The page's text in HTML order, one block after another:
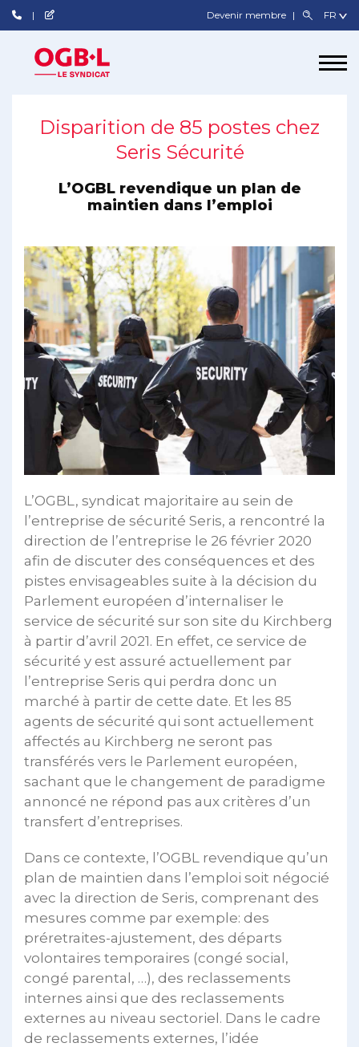
Devenir membre
Disparition de 85 postes chez
Seris Sécurité
L’OGBL revendique un plan de
maintien dans l’emploi
L’OGBL, syndicat majoritaire au sein de
l’entreprise de sécurité Seris, a rencontré la
direction de l’entreprise le 26 février 2020
afin de discuter des conséquences et des
pistes envisageables suite à la décision du
Parlement européen d’internaliser le
service de sécurité sur son site du Kirchberg
à partir d’avril 2021. En effet, ce service de
sécurité y est assuré actuellement par
l’entreprise Seris qui perdra donc un
marché à partir de cette date. Et les 85
agents de sécurité qui sont actuellement
affectés au Kirchberg ne seront pas
transférés vers le Parlement européen,
sachant que le changement de paradigme
annoncé ne répond pas aux critères d’un
transfert d’entreprises.
Dans ce contexte, l’OGBL revendique qu’un
plan de maintien dans l’emploi soit négocié
avec la direction de Seris, comprenant des
mesures comme par exemple: des
préretraites-ajustement, des départs
volontaires temporaires (congé social,
congé parental, …), des reclassements
internes ainsi que des reclassements
externes au niveau sectoriel. Dans le cadre
de reclassements externes, l’idée